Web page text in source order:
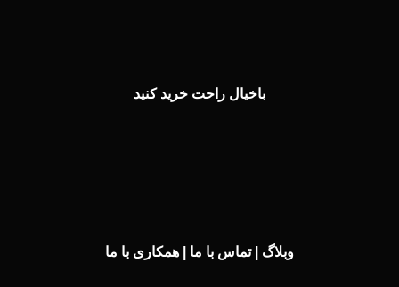
باخیال راحت خرید کنید
وبلاگ |تماس با ما همکاری با ما